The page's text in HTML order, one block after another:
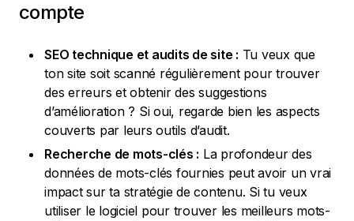
compte
SEO technique et audits de site : Tu veux que
ton site soit scanné régulièrement pour trouver
des erreurs et obtenir des suggestions
d’amélioration ? Si oui, regarde bien les aspects
couverts par leurs outils d’audit.
Recherche de mots-clés : La profondeur des
données de mots-clés fournies peut avoir un vrai
impact sur ta stratégie de contenu. Si tu veux
utiliser le logiciel pour trouver les meilleurs mots-